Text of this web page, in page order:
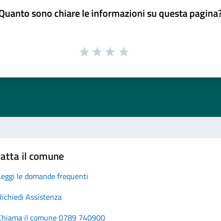
sono chiare le informazioni su questa
il comune
le domande frequenti
Assistenza
il comune 0789 740900